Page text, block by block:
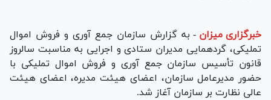
خبرگزاری میزان - به گزارش سازمان جمع آوری و فروش اموال
تملیکی، گردهمایی مدیران ستادی و اجرایی به مناسبت سالروز
قانون تأسیس سازمان جمع آوری و فروش اموال تملیکی با
حضور مدیرعامل سازمان، اعضای هیئت مدیره، اعضای هیئت
عالی نظارت بر سازمان آغاز شد.